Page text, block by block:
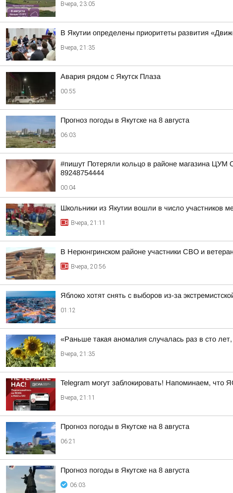
Вчера, 23:05
В Якутии определены приоритеты развития
Вчера, 21:35
Авария рядом с Якутск Плаза
00:55
Прогноз погоды в Якутске на 8 августа
06:03
#пишут Потеряли кольцо в районе магазина ЦУМ
89248754444
00:04
Школьники из Якутии вошли в число участников
Вчера, 21:11
В Нерюнгринском районе участники СВО и
Вчера, 20:56
Яблоко хотят снять с выборов из-за
01:12
«Раньше такая аномалия случалась раз в сто
Вчера, 21:35
Telegram могут заблокировать! Напоминаем, что
Вчера, 21:11
Прогноз погоды в Якутске на 8 августа
06:21
Прогноз погоды в Якутске на 8 августа
06:03